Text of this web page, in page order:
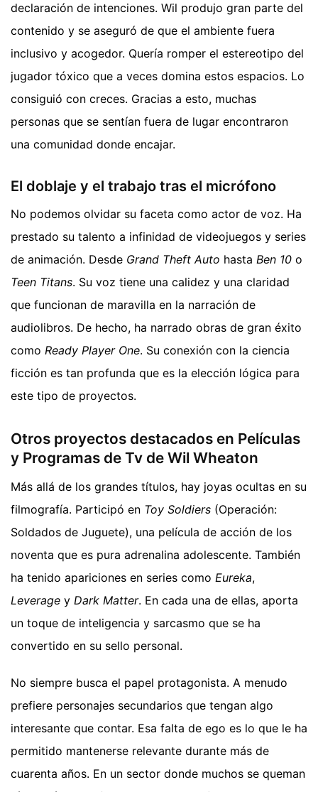
declaración de intenciones. Wil produjo gran parte del
contenido y se aseguró de que el ambiente fuera
inclusivo y acogedor. Quería romper el estereotipo del
jugador tóxico que a veces domina estos espacios. Lo
consiguió con creces. Gracias a esto, muchas
personas que se sentían fuera de lugar encontraron
una comunidad donde encajar.
El doblaje y el trabajo tras el micrófono
No podemos olvidar su faceta como actor de voz. Ha
prestado su talento a infinidad de videojuegos y series
de animación. Desde Grand Theft Auto hasta Ben 10 o
Teen Titans. Su voz tiene una calidez y una claridad
que funcionan de maravilla en la narración de
audiolibros. De hecho, ha narrado obras de gran éxito
como Ready Player One. Su conexión con la ciencia
ficción es tan profunda que es la elección lógica para
este tipo de proyectos.
Otros proyectos destacados en Películas
y Programas de Tv de Wil Wheaton
Más allá de los grandes títulos, hay joyas ocultas en su
filmografía. Participó en Toy Soldiers (Operación:
Soldados de Juguete), una película de acción de los
noventa que es pura adrenalina adolescente. También
ha tenido apariciones en series como Eureka,
Leverage y Dark Matter. En cada una de ellas, aporta
un toque de inteligencia y sarcasmo que se ha
convertido en su sello personal.
No siempre busca el papel protagonista. A menudo
prefiere personajes secundarios que tengan algo
interesante que contar. Esa falta de ego es lo que le ha
permitido mantenerse relevante durante más de
cuarenta años. En un sector donde muchos se queman